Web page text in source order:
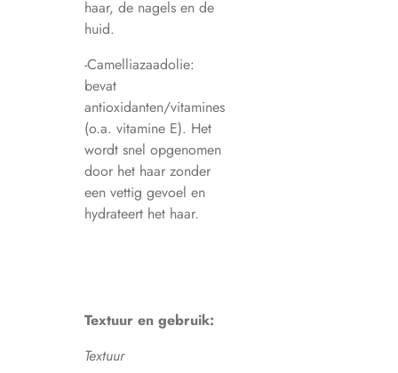
haar, de nagels en de
huid.
-Camelliazaadolie:
bevat
antioxidanten/vitamines
(o.a. vitamine E). Het
wordt snel opgenomen
door het haar zonder
een vettig gevoel en
hydrateert het haar.
Textuur en gebruik:
Textuur